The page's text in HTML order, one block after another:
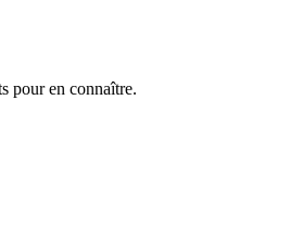
pour en connaître.